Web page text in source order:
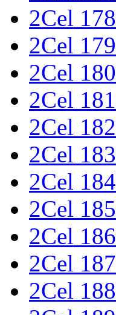
2Cel 178
2Cel 179
2Cel 180
2Cel 181
2Cel 182
2Cel 183
2Cel 184
2Cel 185
2Cel 186
2Cel 187
2Cel 188